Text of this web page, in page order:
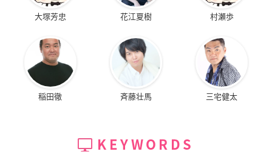
大塚芳忠 花江夏樹 村瀬歩
稲田徹 斉藤壮馬 三宅健太
KEYWORDS